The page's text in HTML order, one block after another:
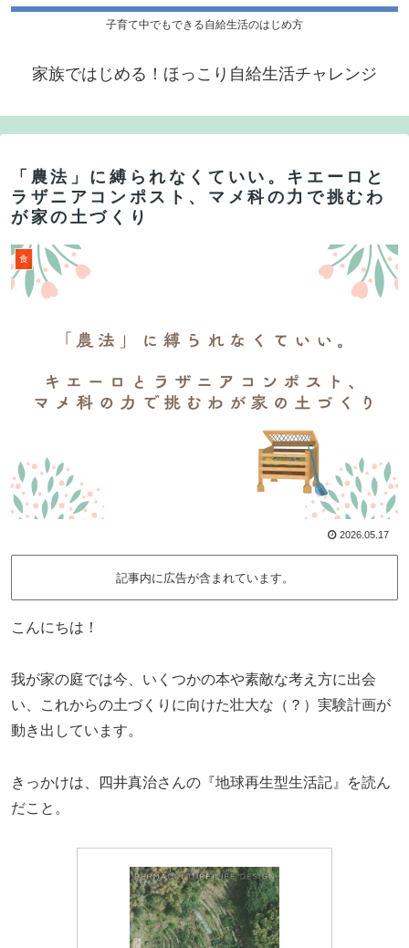
子育て中でもできる自給生活のはじめ方
家族ではじめる！ほっこり自給生活チャレンジ
「農法」に縛られなくていい。キエーロと
ラザニアコンポスト、マメ科の力で挑むわ
が家の土づくり
食
2026.05.17
記事内に広告が含まれています。
こんにちは！
我が家の庭では今、いくつかの本や素敵な考え方に出会
い、これからの土づくりに向けた壮大な（？）実験計画が
動き出しています。
きっかけは、四井真治さんの『地球再生型生活記』を読ん
だこと。